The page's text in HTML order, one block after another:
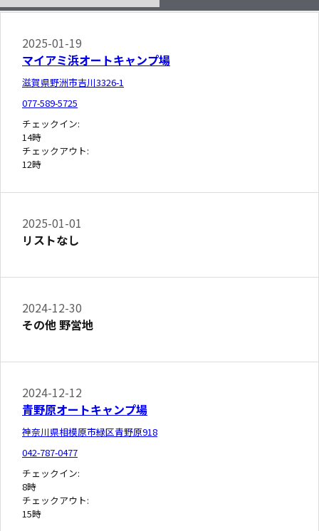
2025-01-19
マイアミ浜オートキャンプ場
滋賀県野洲市吉川3326-1
077-589-5725
チェックイン:
14時
チェックアウト:
12時
2025-01-01
リストなし
2024-12-30
その他 野営地
2024-12-12
青野原オートキャンプ場
神奈川県相模原市緑区青野原918
042-787-0477
チェックイン:
8時
チェックアウト:
15時